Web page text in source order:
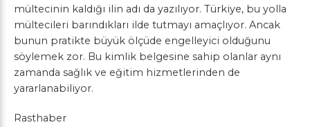
mültecinin kaldığı ilin adı da yazılıyor. Türkiye, bu yolla
mültecileri barındıkları ilde tutmayı amaçlıyor. Ancak
bunun pratikte büyük ölçüde engelleyici olduğunu
söylemek zor. Bu kimlik belgesine sahip olanlar aynı
zamanda sağlık ve eğitim hizmetlerinden de
yararlanabiliyor.
Rasthaber